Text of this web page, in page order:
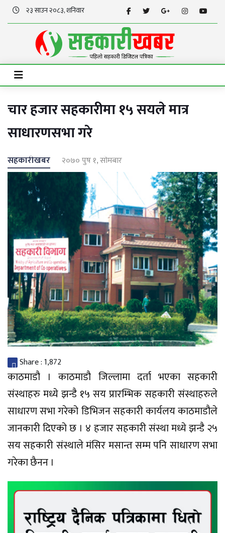
२३ साउन २०८३, शनिवार
चार हजार सहकारीमा १५ सयले मात्र
साधारणसभा गरे
सहकारीखबर २०७० पुष १, सोमबार
Share :1,872
काठमाडौ । काठमाडौ जिल्लामा दर्ता भएका सहकारी
संस्थाहरु मध्ये झन्डै १५ सय प्रारम्भिक सहकारी संस्थाहरुले
साधारण सभा गरेको डिभिजन सहकारी कार्यलय काठमाडौले
जानकारी दिएको छ । ४ हजार सहकारी संस्था मध्ये झन्डै २५
सय सहकारी संस्थाले मंसिर मसान्त सम्म पनि साधारण सभा
गरेका छैनन ।